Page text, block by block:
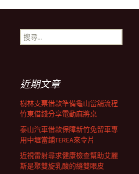
導
覽搜
尋
近期文章
樹林支票借款準備龜山當舖流程
竹東借錢分享電動麻將桌
泰山汽車借款保障新竹免留車專
用中壢當鋪TEREA來令片
近視雷射尋求健康檢查幫助艾麗
斯是聚雙旋乳酸的縫雙眼皮